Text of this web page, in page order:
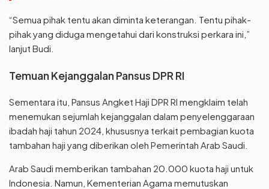
“Semua pihak tentu akan diminta keterangan. Tentu pihak-
pihak yang diduga mengetahui dari konstruksi perkara ini,”
lanjut Budi.
Temuan Kejanggalan Pansus DPR RI
Sementara itu, Pansus Angket Haji DPR RI mengklaim telah
menemukan sejumlah kejanggalan dalam penyelenggaraan
ibadah haji tahun 2024, khususnya terkait pembagian kuota
tambahan haji yang diberikan oleh Pemerintah Arab Saudi.
Arab Saudi memberikan tambahan 20.000 kuota haji untuk
Indonesia. Namun, Kementerian Agama memutuskan